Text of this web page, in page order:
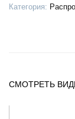
Категория:
СМОТРЕТЬ